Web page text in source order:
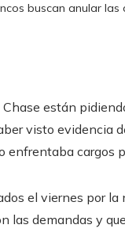
buscan anular las
están
visto evidencia
enfrentaba cargos
el viernes por
las demandas y